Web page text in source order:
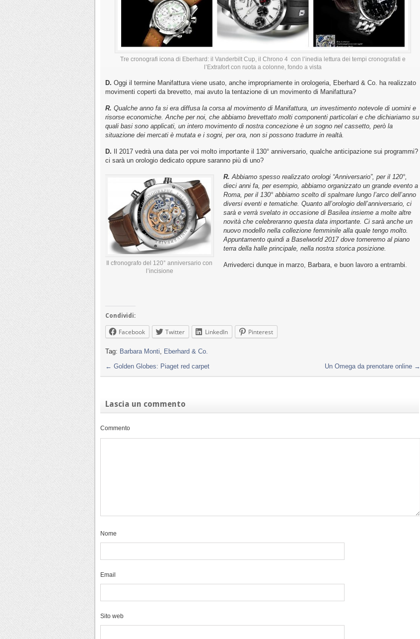
Tre cronografi icona di Eberhard: il Vanderbilt Cup, il Chrono 4 con l’inedia lettura dei tempi cronografati e
l’Extrafort con ruota a colonne, fondo a vista
D. Oggi il termine Manifattura viene usato, anche impropriamente in orologeria, Eberhard & Co. ha realizzato
movimenti coperti da brevetto, mai avuto la tentazione di un movimento di Manifattura?
R. Qualche anno fa si era diffusa la corsa al movimento di Manifattura, un investimento notevole di uomini e
risorse economiche. Anche per noi, che abbiamo brevettato molti componenti particolari e che dichiariamo su
quali basi sono applicati, un intero movimento di nostra concezione è un sogno nel cassetto, però la
situazione dei mercati è mutata e i sogni, per ora, non si possono tradurre in realtà.
D. Il 2017 vedrà una data per voi molto importante il 130° anniversario, qualche anticipazione sui programmi?
ci sarà un orologio dedicato oppure saranno più di uno?
Il cfronografo del 120° anniversario con
l’incisione
R. Abbiamo spesso realizzato orologi “Anniversario”, per il 120°,
dieci anni fa, per esempio, abbiamo organizzato un grande evento a
Roma, per il 130° abbiamo scelto di spalmare lungo l’arco dell’anno
diversi eventi e tematiche. Quanto all’orologio dell’anniversario, ci
sarà e verrà svelato in occasione di Basilea insieme a molte altre
novità che celebreranno questa data importante. Ci sarà anche un
nuovo modello nella collezione femminile alla quale tengo molto.
Appuntamento quindi a Baselworld 2017 dove torneremo al piano
terra della halle principale, nella nostra storica posizione.
Arrivederci dunque in marzo, Barbara, e buon lavoro a entrambi.
Condividi:
Facebook Twitter LinkedIn Pinterest
Tag: Barbara Monti
Eberhard & Co.
← Golden Globes: Piaget red carpet Un Omega da prenotare online →
Lascia un commento
Commento
Nome
Email
Sito web